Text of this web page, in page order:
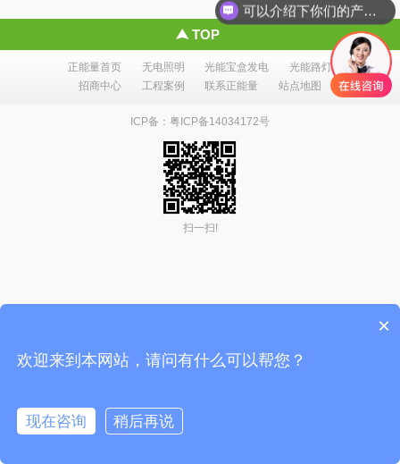
TOP
正能量首页 无电照明 光能宝盒发电
光能路灯
招商中心
工程案例 联系正能量 站点地图
ICP备：粤ICP备14034172号
扫一扫!
可以介绍下你们的产品么？
×
欢迎来到本网站，请问有什么可以帮您？
现在咨询
稍后再说
在线咨询